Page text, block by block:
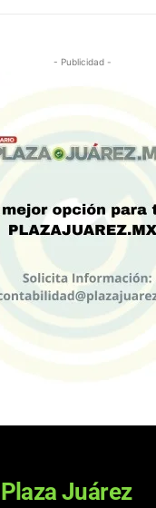
- Publicidad -
Plaza Juárez